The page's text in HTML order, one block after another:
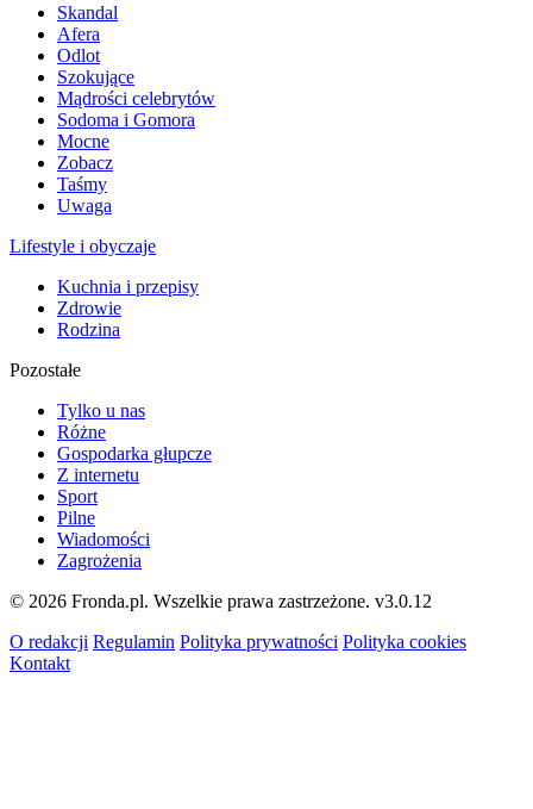
Skandal
Afera
Odlot
Szokujące
Mądrości celebrytów
Sodoma i Gomora
Mocne
Zobacz
Taśmy
Uwaga
Lifestyle i obyczaje
Kuchnia i przepisy
Zdrowie
Rodzina
Pozostałe
Tylko u nas
Różne
Gospodarka głupcze
Z internetu
Sport
Pilne
Wiadomości
Zagrożenia
© 2026 Fronda.pl. Wszelkie prawa zastrzeżone. v3.0.12
O redakcji Regulamin Polityka prywatności Polityka cookies
Kontakt